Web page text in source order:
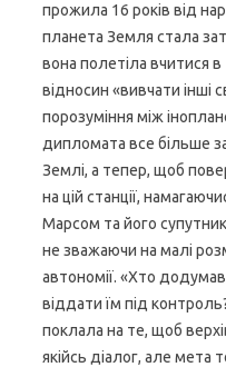
прожила 16 років від
планета Земля стала
вона полетіла вчитися
відносин «вивчати інші
порозуміння між
дипломата все більше
Землі, а тепер, щоб
на цій станції,
Марсом та його
не зважаючи на малі
автономії. «Хто
віддати їм під
поклала на те, щоб
якійсь діалог, але мета